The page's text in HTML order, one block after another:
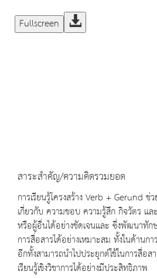
Fullscreen
สาระสำคัญ/ความคิดรวมยอด
การเรียนรู้โครงสร้าง Verb + Gerund ช่
เกี่ยวกับ ความชอบ ความรู้สึก กิจวัตร แ
หรือผู้อื่นได้อย่างชัดเจนและ ซึ่งพัฒนาทัก
การสื่อสารได้อย่างเหมาะสม ทั้งในด้าน
อีกทั้งสามารถนำไปประยุกต์ใช้ในการสื่อ
เรียนรู้เชิงวิชาการได้อย่างมีประสิทธิภาพ